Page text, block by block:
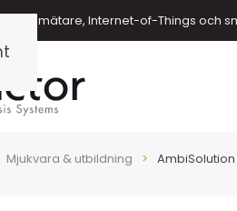
oljemätare, Internet-of-Things och
Mjukvara & utbildning